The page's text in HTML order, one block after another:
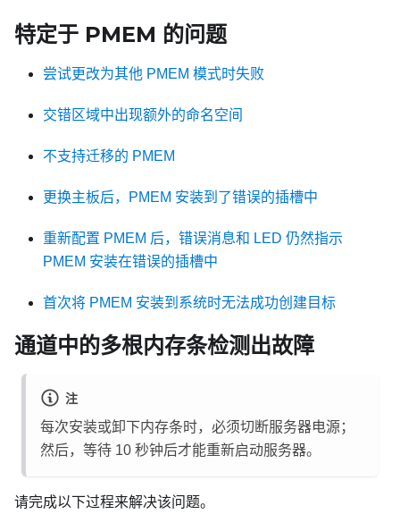
特定于 PMEM 的问题
尝试更改为其他 PMEM 模式时失败
交错区域中出现额外的命名空间
不支持迁移的 PMEM
更换主板后，PMEM 安装到了错误的插槽中
重新配置 PMEM 后，错误消息和 LED 仍然指示
PMEM 安装在错误的插槽中
首次将 PMEM 安装到系统时无法成功创建目标
通道中的多根内存条检测出故障
注
每次安装或卸下内存条时，必须切断服务器电源；
然后，等待 10 秒钟后才能重新启动服务器。
请完成以下过程来解决该问题。